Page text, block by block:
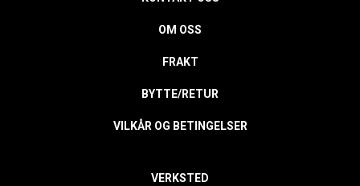
OM OSS
FRAKT
BYTTE/RETUR
VILKÅR OG BETINGELSER
VERKSTED